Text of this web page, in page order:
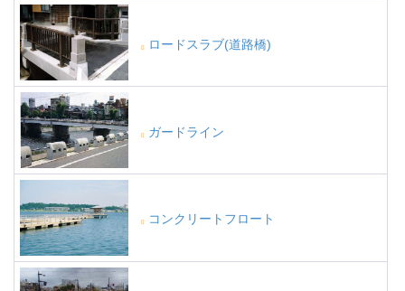
ロードスラブ(道路橋)
ガードライン
コンクリートフロート